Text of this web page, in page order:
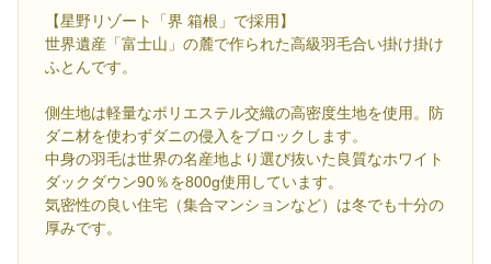
【星野リゾート「界 箱根」で採用】
世界遺産「富士山」の麓で作られた高級羽毛合い掛け掛け
ふとんです。
側生地は軽量なポリエステル交織の高密度生地を使用。防
ダニ材を使わずダニの侵入をブロックします。
中身の羽毛は世界の名産地より選び抜いた良質なホワイト
ダックダウン90％を800g使用しています。
気密性の良い住宅（集合マンションなど）は冬でも十分の
厚みです。